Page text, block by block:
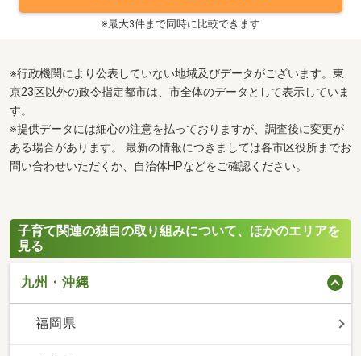
※最大3件まで同時に比較できます
※行政機関により公表していない地域及びデータがございます。東
京23区以外の政令指定都市は、市全体のデータとして表示していま
す。
※提供データには細心の注意を払っておりますが、調査後に変更が
ある場合があります。 最新の情報につきましては各市区役所までお
問い合わせいただくか、自治体HPなどをご確認ください。
子育て関連の独自の取り組みについて、ほかのエリアを
見る
九州・沖縄
福岡県